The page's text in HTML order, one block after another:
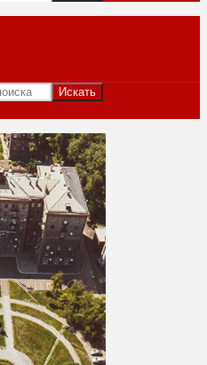
Искать